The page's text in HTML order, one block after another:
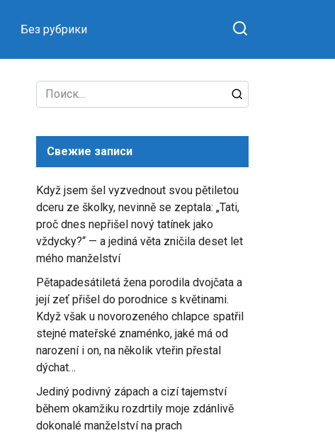
Без рубрики
Search
for:
Свежие записи
Když jsem šel vyzvednout svou pětiletou
dceru ze školky, nevinně se zeptala: „Tati,
proč dnes nepřišel nový tatínek jako
vždycky?“ — a jediná věta zničila deset let
mého manželství
Pětapadesátiletá žena porodila dvojčata a
její zeť přišel do porodnice s květinami.
Když však u novorozeného chlapce spatřil
stejné mateřské znaménko, jaké má od
narození i on, na několik vteřin přestal
dýchat…
Jediný podivný zápach a cizí tajemství
během okamžiku rozdrtily moje zdánlivě
dokonalé manželství na prach